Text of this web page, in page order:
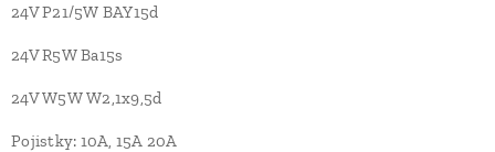
24V P21/5W BAY15d
24V R5W Ba15s
24V W5W W2,1x9,5d
Pojistky: 10A, 15A 20A